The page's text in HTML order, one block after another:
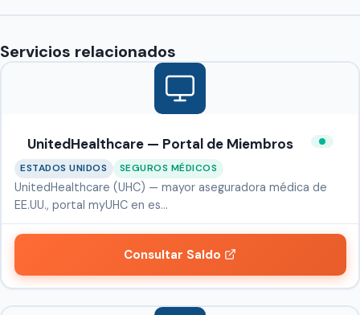
Servicios relacionados
UnitedHealthcare — Portal de Miembros
ESTADOS UNIDOS SEGUROS MÉDICOS
UnitedHealthcare (UHC) — mayor aseguradora médica de
EE.UU., portal myUHC en es…
Consultar Saldo